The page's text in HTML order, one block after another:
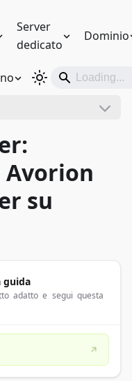
Server
dedicato
Dominio
Avorion
su
guida
adatto e segui questa